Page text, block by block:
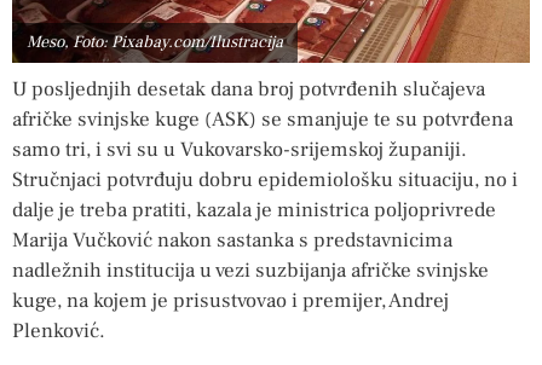
Meso, Foto: Pixabay.com/Ilustracija
U posljednjih desetak dana broj potvrđenih slučajeva
afričke svinjske kuge (ASK) se smanjuje te su potvrđena
samo tri, i svi su u Vukovarsko-srijemskoj županiji.
Stručnjaci potvrđuju dobru epidemiološku situaciju, no i
dalje je treba pratiti, kazala je ministrica poljoprivrede
Marija Vučković nakon sastanka s predstavnicima
nadležnih institucija u vezi suzbijanja afričke svinjske
kuge, na kojem je prisustvovao i premijer, Andrej
Plenković.